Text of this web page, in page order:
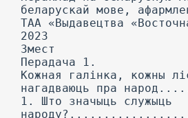
беларускай мове,
ТАА «Выдавецтва
2023
Змест
Перадача 1.
Кожная галінка, кожны
нагадваюць пра
1. Што значыць служыць